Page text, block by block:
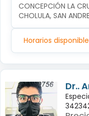
CONCEPCIÓN LA
CHOLULA, SAN
Horarios
Dr..